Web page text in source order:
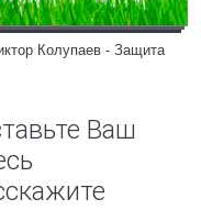
Колупаев - Защита
Ваш